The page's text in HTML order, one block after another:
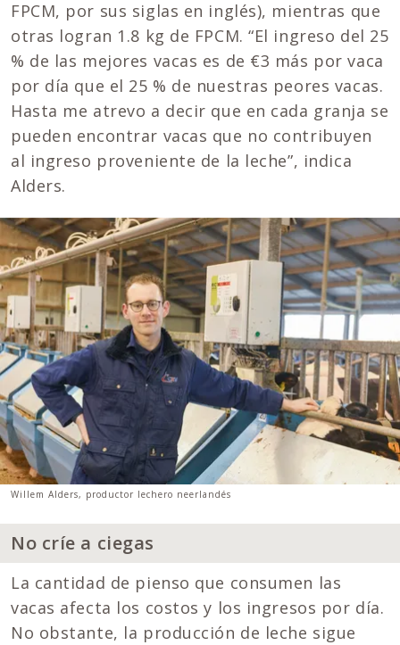
FPCM, por sus siglas en inglés), mientras que
otras logran 1.8 kg de FPCM. “El ingreso del 25
% de las mejores vacas es de €3 más por vaca
por día que el 25 % de nuestras peores vacas.
Hasta me atrevo a decir que en cada granja se
pueden encontrar vacas que no contribuyen
al ingreso proveniente de la leche”, indica
Alders.
Willem Alders, productor lechero neerlandés
No críe a ciegas
La cantidad de pienso que consumen las
vacas afecta los costos y los ingresos por día.
No obstante, la producción de leche sigue